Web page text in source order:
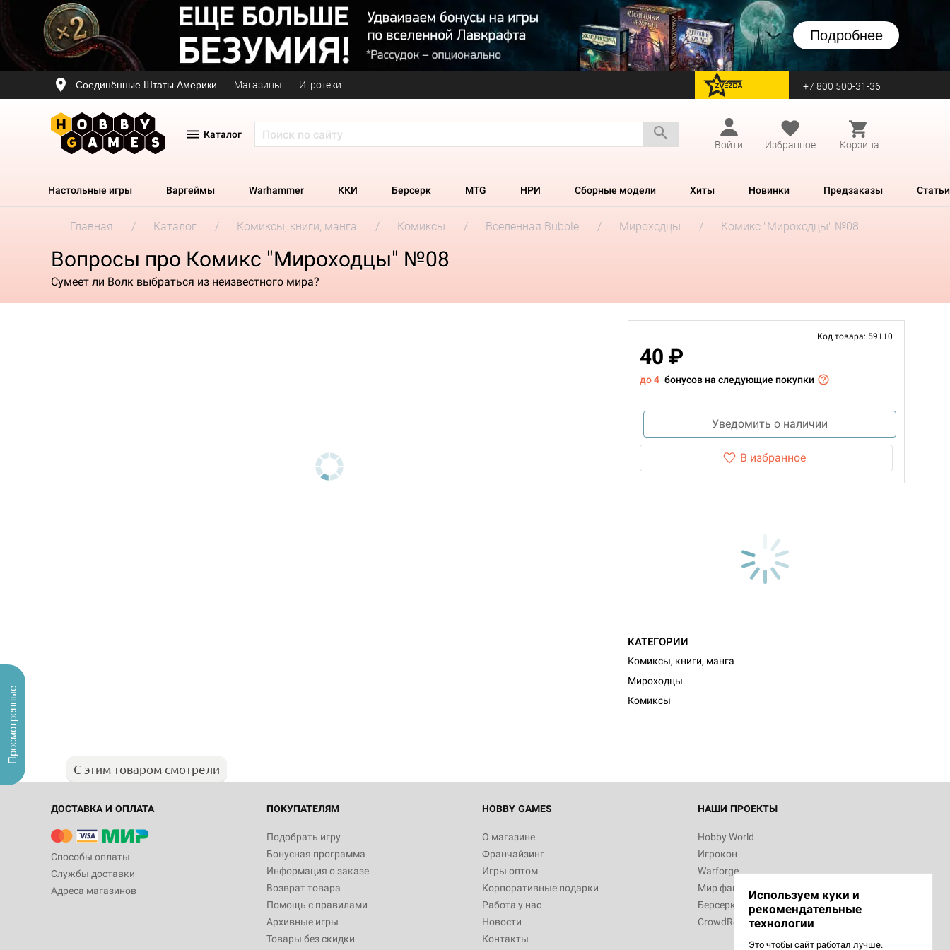
Подробнее
Соединённые Штаты Америки Магазины Игротеки перейти на Zvezda +7 800 500-31-36
Каталог
Войти
Избранное Корзина
Настольные игры Варгеймы Warhammer ККИ Берсерк MTG НРИ Сборные модели Хиты Новинки Предзаказы Статьи
Главная Каталог Комиксы, книги, манга Комиксы Вселенная Bubble Мироходцы Комикс "Мироходцы" №08
Вопросы про Комикс "Мироходцы" №08
Сумеет ли Волк выбраться из неизвестного мира?
Код товара: 59110
40 ₽
до 4 бонусов на следующие покупки
Уведомить о наличии
В избранное
КАТЕГОРИИ
Комиксы, книги, манга
Мироходцы
Комиксы
С этим товаром смотрели
ДОСТАВКА И ОПЛАТА
Способы оплаты
Службы доставки
Адреса магазинов
ПОКУПАТЕЛЯМ
Подобрать игру
Бонусная программа
Информация о заказе
Возврат товара
Помощь с правилами
Архивные игры
Товары без скидки
HOBBY GAMES
О магазине
Франчайзинг
Игры оптом
Корпоративные подарки
Работа у нас
Новости
Контакты
НАШИ ПРОЕКТЫ
Hobby World
Игрокон
Warforge
Мир фантастики
Берсерк
CrowdRepublic
Используем куки и
рекомендательные
технологии
Это чтобы сайт работал лучше.
Просмотренные
Настольная игра Hobby World Монстры
Белая смерть
12 990
Настольная игра Hobby World Берсерк.
3 490